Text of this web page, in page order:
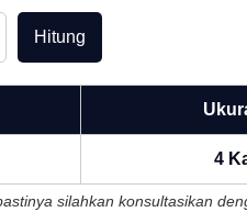
Hitung
4
silahkan konsultasikan